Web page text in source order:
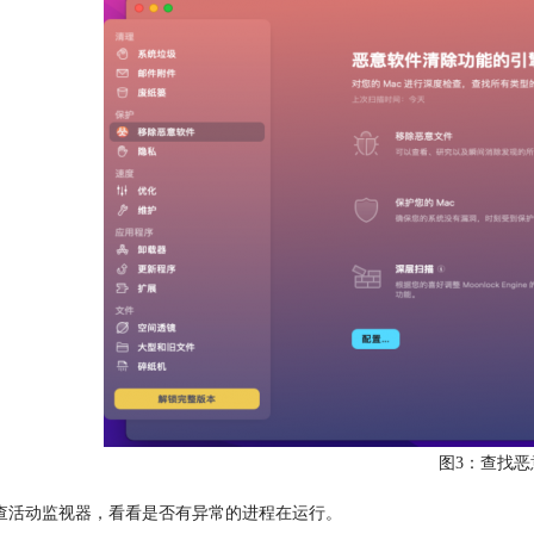
图3：查找
活动监视器，看看是否有异常的进程在运行。